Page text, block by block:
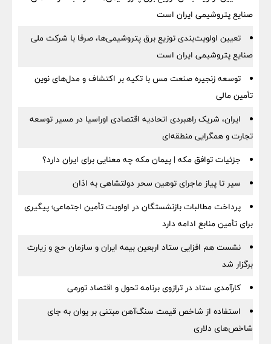
صنایع پتروشیمی ایران است
تعیین اولویت‌بندی توزیع برق پتروشیمی‌ها، صرفا با شرکت ملی
صنایع پتروشیمی ایران است
توسعه زنجیره صنعت مس با تکیه بر اکتشاف و مدل‌های نوین
تأمین مالی
ایران، شریک راهبردی اتحادیه اقتصادی اوراسیا در مسیر توسعه
تجارت و همگرایی منطقه‌ای
جزئیات توافق مکه | پیمان مکه چه معنایی برای ایران دارد؟
سیر تا پیاز ماجرای توهین سحر دولتشاهی به اذان
پرداخت مطالبات بازنشستگان در اولویت تأمین اجتماعی؛ پیگیری
برای تأمین منابع ادامه دارد
نشست هم افزایی ستاد اربعین بیمه ایران و سازمان حج و زیارت
برگزار شد
کارآمدی ستاد در ترازوی برنامه تحول و اقتصاد تورمی
استفاده از شاخص قیمت سنگ‌آهن مبتنی بر یوان به جای
شاخص‌های دلاری